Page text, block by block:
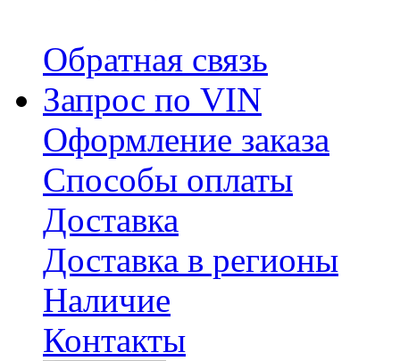
Обратная связь
Запрос по VIN
Оформление заказа
Способы оплаты
Доставка
Доставка в регионы
Наличие
Контакты